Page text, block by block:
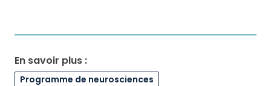
En savoir plus :
Programme de neurosciences